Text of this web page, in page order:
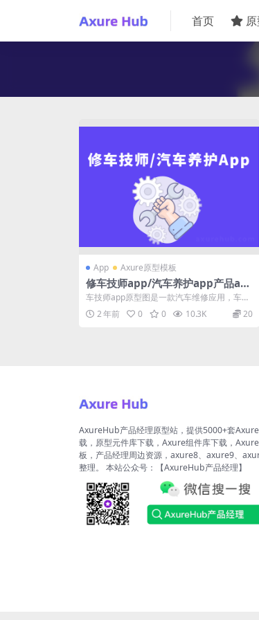
首页
App Axure原型模板
修车技师app/汽车养护app产品ax
ure原型图
车技师app原型图是一款汽车维修应用，车车
技师app可以帮助维修师快速查询汽车型...
2 年前 0 0 10.3K 20
AxureHub产品经理原型站，提供5000+套
载，原型元件库下载，Axure组件库下载，
板，产品经理周边资源，axure8、axure9、
整理。 本站公众号：【AxureHub产品经理】